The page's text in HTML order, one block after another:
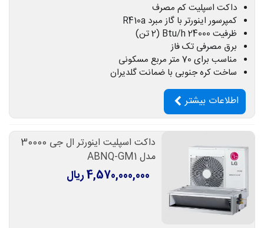
داکت اسپلیت کم مصرف
کمپرسور اینورتر با گاز مبرد R410a
ظرفیت 24000 Btu/h (2 تن)
برق مصرفی تک فاز
مناسب برای 70 متر مربع مسکونی
ساخت کره جنوبی با ضمانت گلدیران
اطلاعات بیشتر
داکت اسپلیت اینورتر ال جی 30000
مدل ABNQ-GM1
4,570,000,000 ریال